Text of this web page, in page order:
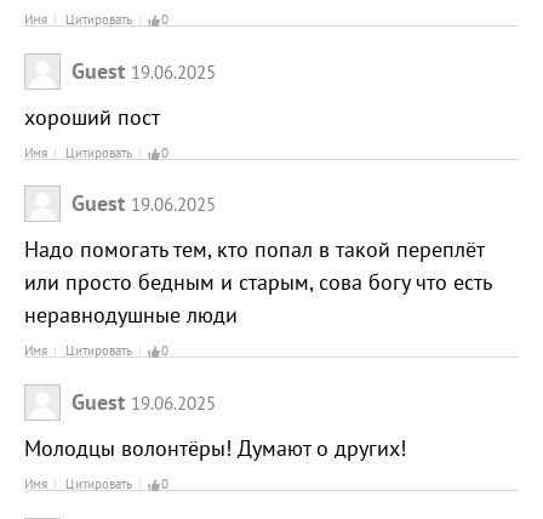
Имя Цитировать 0
Guest 19.06.2025
хороший пост
Имя Цитировать 0
Guest 19.06.2025
Надо помогать тем, кто попал в такой переплёт
или просто бедным и старым, сова богу что есть
неравнодушные люди
Имя Цитировать 0
Guest 19.06.2025
Молодцы волонтёры! Думают о других!
Имя Цитировать 0